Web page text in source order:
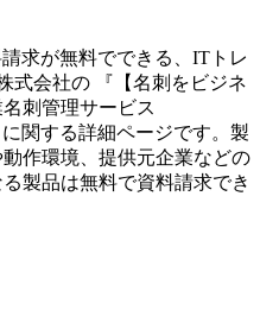
求が無料でできる、ITトレ
式会社の 『 【名刺をビジネ
刺管理サービス
に関する詳細ページです。製
作環境、提供元企業などの
製品は無料で資料請求でき